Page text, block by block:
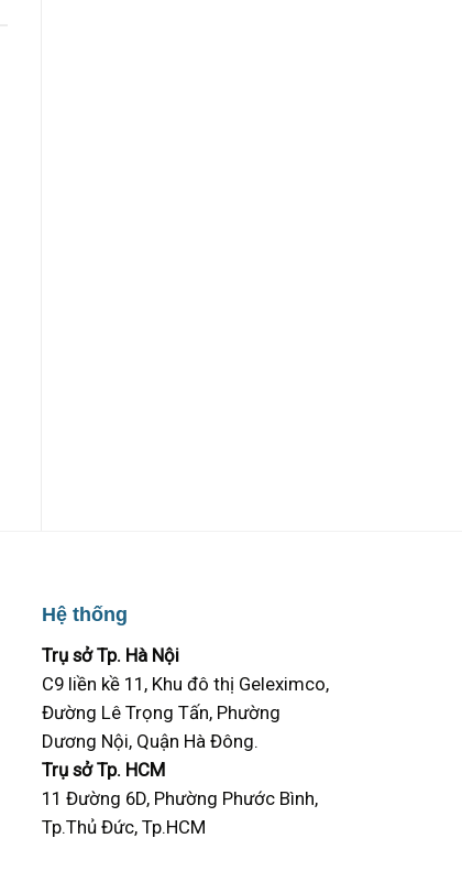
Hệ thống
Trụ sở Tp. Hà Nội
C9 liền kề 11, Khu đô thị Geleximco,
Đường Lê Trọng Tấn, Phường
Dương Nội, Quận Hà Đông.
Trụ sở Tp. HCM
11 Đường 6D, Phường Phước Bình,
Tp.Thủ Đức, Tp.HCM